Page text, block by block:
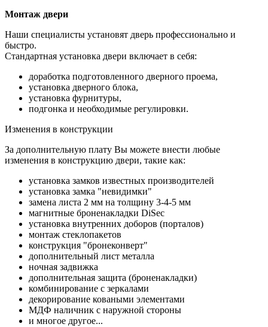
Монтаж двери
Наши специалисты установят дверь профессионально и
быстро.
Стандартная установка двери включает в себя:
доработка подготовленного дверного проема,
установка дверного блока,
установка фурнитуры,
подгонка и необходимые регулировки.
Изменения в конструкции
За дополнительную плату Вы можете внести любые
изменения в конструкцию двери, такие как:
установка замков известных производителей
установка замка "невидимки"
замена листа 2 мм на толщину 3-4-5 мм
магнитные броненакладки DiSec
установка внутренних доборов (порталов)
монтаж стеклопакетов
конструкция "бронеконверт"
дополнительный лист металла
ночная задвижка
дополнительная защита (броненакладки)
комбинирование с зеркалами
декорирование коваными элементами
МДФ наличник с наружной стороны
и многое другое...